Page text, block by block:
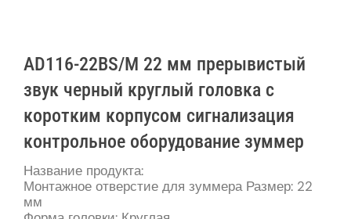
AD116-22BS/M 22 мм прерывистый
звук черный круглый головка с
коротким корпусом сигнализация
контрольное оборудование зуммер
Название продукта:
Монтажное отверстие для зуммера Размер: 22
мм